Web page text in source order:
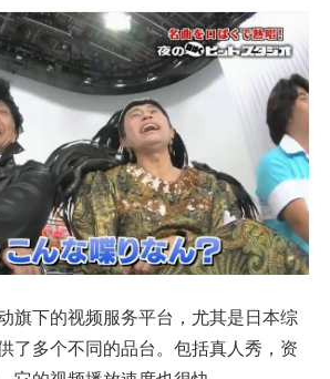
旗下的视频服务平台，尤其是日本综
了多个不同的品台。包括真人秀，资